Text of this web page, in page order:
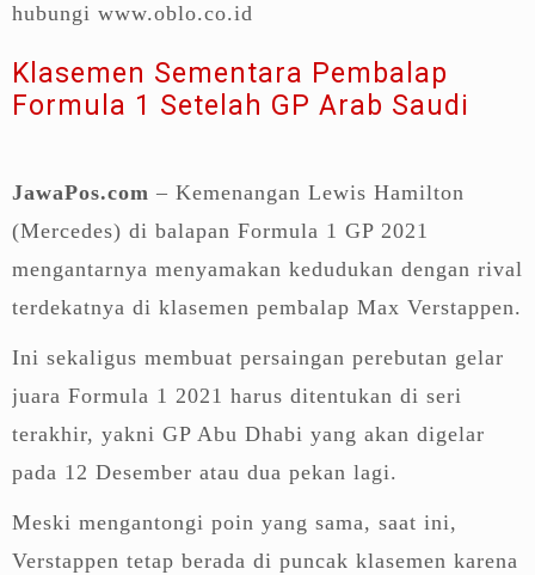
hubungi www.oblo.co.id
Klasemen Sementara Pembalap
Formula 1 Setelah GP Arab Saudi
JawaPos.com – Kemenangan Lewis Hamilton
(Mercedes) di balapan Formula 1 GP 2021
mengantarnya menyamakan kedudukan dengan rival
terdekatnya di klasemen pembalap Max Verstappen.
Ini sekaligus membuat persaingan perebutan gelar
juara Formula 1 2021 harus ditentukan di seri
terakhir, yakni GP Abu Dhabi yang akan digelar
pada 12 Desember atau dua pekan lagi.
Meski mengantongi poin yang sama, saat ini,
Verstappen tetap berada di puncak klasemen karena